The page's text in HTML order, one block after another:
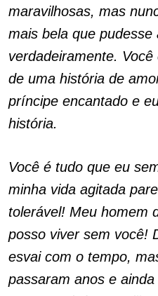
maravilhosas, mas
mais bela que
verdadeiramente.
de uma história de
príncipe encantado e
história.
Você é tudo que eu
minha vida agitada
tolerável! Meu homem
posso viver sem você!
esvai com o tempo,
passaram anos e